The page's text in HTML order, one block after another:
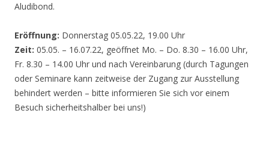
Aludibond.
Eröffnung: Donnerstag 05.05.22, 19.00 Uhr
Zeit: 05.05. – 16.07.22, geöffnet Mo. – Do. 8.30 – 16.00 Uhr,
Fr. 8.30 – 14.00 Uhr und nach Vereinbarung (durch Tagungen
oder Seminare kann zeitweise der Zugang zur Ausstellung
behindert werden – bitte informieren Sie sich vor einem
Besuch sicherheitshalber bei uns!)